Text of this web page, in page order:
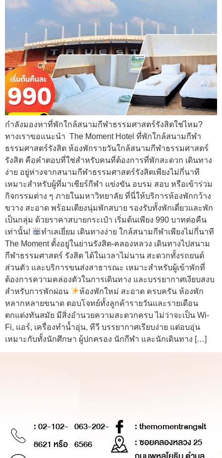
กำลังมองหาที่พักใกล้สนามกีฬาธรรมศาสตร์รังสิตใช่ไหม?
ทางเราขอแนะนำ The Moment Hotel ที่พักใกล้สนามกีฬา
ธรรมศาสตร์รังสิต ห้องพักรายวันใกล้สนามกีฬาธรรมศาสตร์
รังสิต คือคำตอบที่ใช่สำหรับคนที่ต้องการที่พักสะดวก เดินทาง
ง่าย อยู่ห่างจากสนามกีฬาธรรมศาสตร์รังสิตเพียงไม่กี่นาที
เหมาะสำหรับผู้ที่มาเชียร์กีฬา แข่งขัน อบรม สอบ หรือเข้าร่วม
กิจกรรมต่าง ๆ ภายในมหาวิทยาลัย ที่นี่ให้บริการห้องพักกว้าง
ขวาง สะอาด พร้อมเตียงนุ่มพักสบาย รองรับทั้งพักเดี่ยวและพัก
เป็นกลุ่ม ด้วยราคาสบายกระเป๋า เริ่มต้นเพียง 990 บาทต่อคืน
เท่านั้น!
ทำเลเยี่ยม เดินทางง่าย ใกล้สนามกีฬาเพียงไม่กี่นาที
The Moment ตั้งอยู่ในย่านรังสิต-คลองหลวง เดินทางไปสนาม
กีฬาธรรมศาสตร์ รังสิต ได้ในเวลาไม่นาน สะดวกทั้งรถยนต์
ส่วนตัว และบริการขนส่งสาธารณะ เหมาะสำหรับผู้เข้าพักที่
ต้องการความคล่องตัวในการเดินทาง และบรรยากาศเงียบสงบ
สำหรับการพักผ่อน
ห้องพักใหม่ สะอาด ครบครัน ห้องพัก
หลากหลายขนาด ตอบโจทย์ทั้งลูกค้ารายวันและรายเดือน
ตกแต่งทันสมัย มีสิ่งอำนวยความสะดวกครบ ไม่ว่าจะเป็น Wi-
Fi, แอร์, เครื่องทำน้ำอุ่น, ทีวี บรรยากาศเรียบง่าย แต่อบอุ่น
เหมาะกับทั้งนักศึกษา ผู้ปกครอง นักกีฬา และนักเดินทาง […]
: 02-102-
8621 หรือ
063-202-
6566
: themomentrangsit
: ซอยคลองหลวง 25